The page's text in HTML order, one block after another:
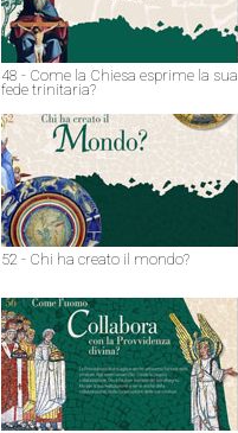
48 - Come la Chiesa esprime la sua
fede trinitaria?
52 - Chi ha creato il mondo?